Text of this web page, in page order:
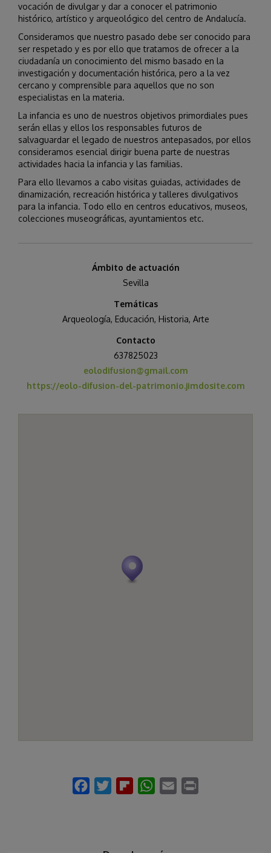
vocación de divulgar y dar a conocer el patrimonio
histórico, artístico y arqueológico del centro de Andalucía.
Consideramos que nuestro pasado debe ser conocido para
ser respetado y es por ello que tratamos de ofrecer a la
ciudadanía un conocimiento del mismo basado en la
investigación y documentación histórica, pero a la vez
cercano y comprensible para aquellos que no son
especialistas en la materia.
La infancia es uno de nuestros objetivos primordiales pues
serán ellas y ellos los responsables futuros de
salvaguardar el legado de nuestros antepasados, por ellos
consideramos esencial dirigir buena parte de nuestras
actividades hacia la infancia y las familias.
Para ello llevamos a cabo visitas guiadas, actividades de
dinamización, recreación histórica y talleres divulgativos
para la infancia. Todo ello en centros educativos, museos,
colecciones museográficas, ayuntamientos etc.
Ámbito de actuación
Sevilla
Temáticas
Arqueología, Educación, Historia, Arte
Contacto
637825023
eolodifusion@gmail.com
https://eolo-difusion-del-patrimonio.jimdosite.com